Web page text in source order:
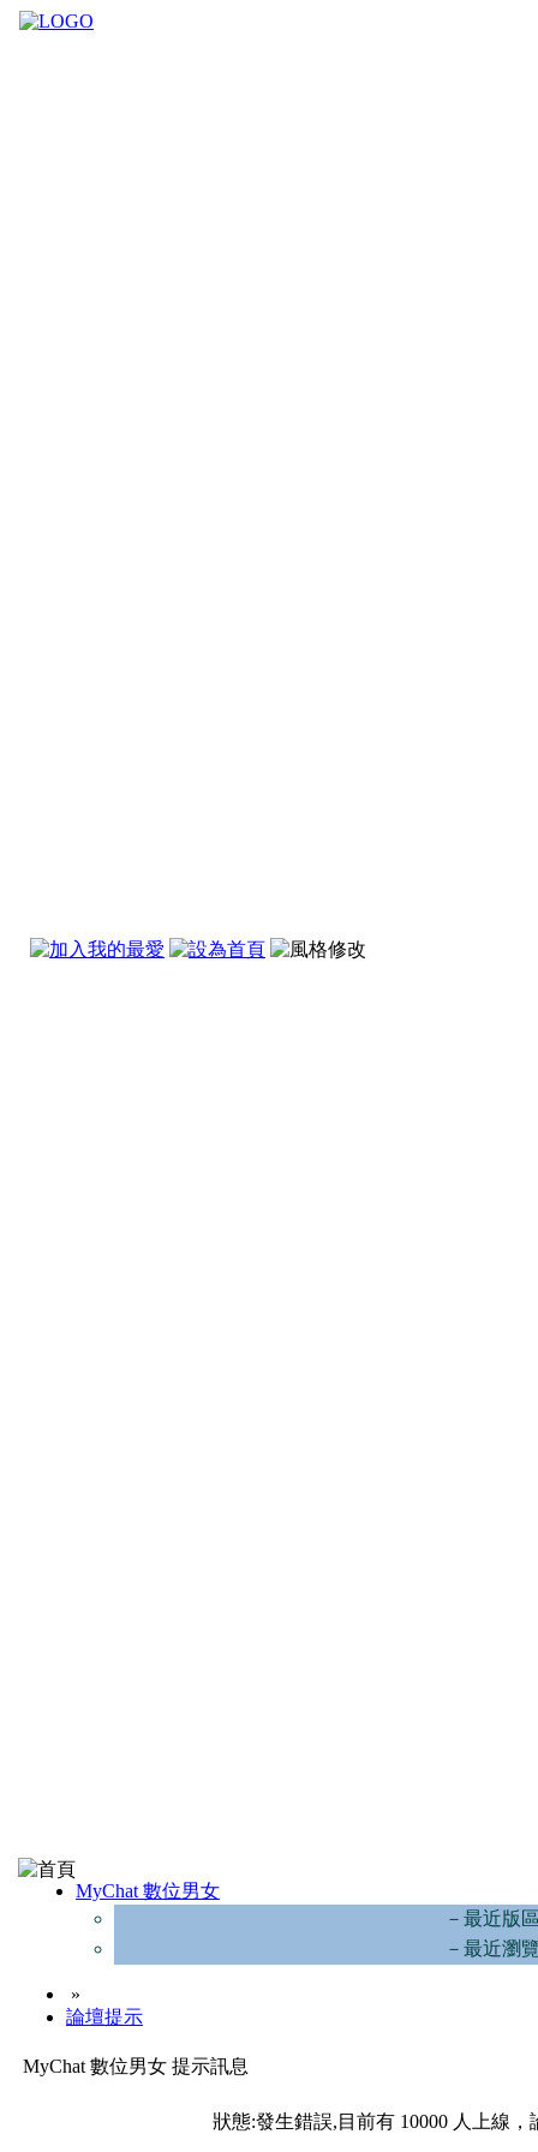
MyChat 數位男女
－最近版
－最近瀏
»
論壇提示
MyChat 數位男女 提示訊息
狀態:發生錯誤,目前有 10000 人上線